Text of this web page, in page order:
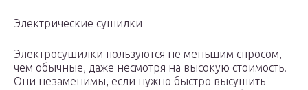
Электрические сушилки
Электросушилки пользуются не меньшим спросом,
чем обычные, даже несмотря на высокую стоимость.
Они незаменимы, если нужно быстро высушить